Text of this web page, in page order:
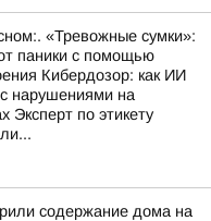
«Тревожные сумки»:
паники с помощью
Кибердозор: как ИИ
нарушениями на
Эксперт по этикету
содержание дома на